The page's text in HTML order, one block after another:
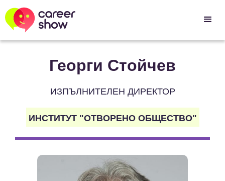
Георги Стойчев
ИЗПЪЛНИТЕЛЕН ДИРЕКТОР
ИНСТИТУТ "ОТВОРЕНО ОБЩЕСТВО"